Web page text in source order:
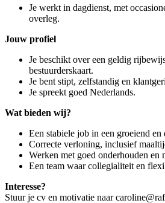
Je werkt in dagdienst, met
overleg.
Jouw profiel
Je beschikt over een geldig
bestuurderskaart.
Je bent stipt, zelfstandig en
Je spreekt goed Nederlands.
Wat bieden wij?
Een stabiele job in een groeiend
Correcte verloning, inclusief
Werken met goed onderhouden en
Een team waar collegialiteit en
Interesse?
Stuur je cv en motivatie naar